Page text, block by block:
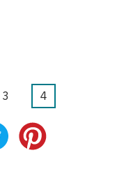
Page
3
Page
4